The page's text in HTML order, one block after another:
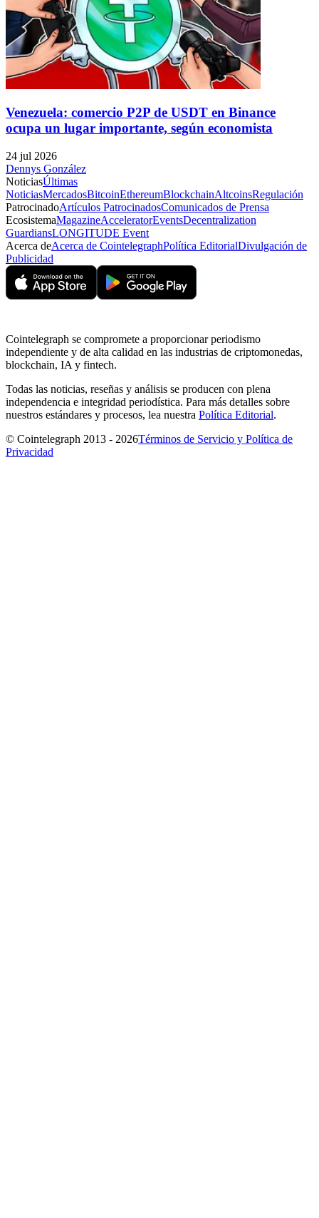
Venezuela: comercio P2P de USDT en Binance
ocupa un lugar importante, según economista
24 jul 2026
Dennys González
NoticiasÚltimas
NoticiasMercadosBitcoinEthereumBlockchainAltcoinsRegulación
PatrocinadoArtículos PatrocinadosComunicados de Prensa
EcosistemaMagazineAcceleratorEventsDecentralization
GuardiansLONGITUDE Event
Acerca deAcerca de CointelegraphPolítica EditorialDivulgación de
Publicidad
Cointelegraph se compromete a proporcionar periodismo
independiente y de alta calidad en las industrias de criptomonedas,
blockchain, IA y fintech.
Todas las noticias, reseñas y análisis se producen con plena
independencia e integridad periodística. Para más detalles sobre
nuestros estándares y procesos, lea nuestra Política Editorial.
© Cointelegraph 2013 - 2026Términos de Servicio y Política de
Privacidad